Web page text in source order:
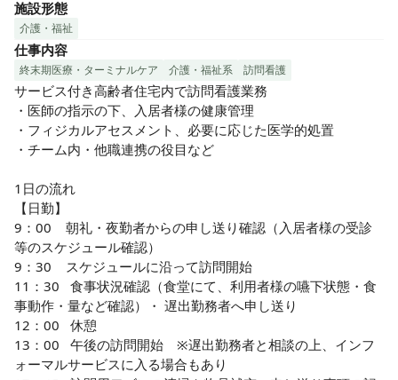
◆会社と主に成長出来る環境！
まだまだ若い会社ですが、持ち前の明るさでチーム一丸とな
って前に進んでいく会社です。
今後の展開もあり（年度５棟新規オープン実績あり）次々と
施設OPENも予定していてます。
新しいポジションも増えてくるので、希望次第で新しいポジ
ションやキャリアアップにも挑戦可能！
スタッフが丁寧にフォローします◎
◆人間関係
各施設長やリーダーに対してスタッフの声を傾聴する指導を
行っています。
全社をあげての働きやすさを追及しているため、ご利用者様
だけでは無く、働く職員同士も敬いあえる環境にしていま
す。
煩わしい人間関係や上下関係も一切なく、自分らしくやりが
いを持って業務できる環境です！
施設形態
介護・福祉
仕事内容
終末期医療・ターミナルケア 介護・福祉系 訪問看護
サービス付き高齢者住宅内で訪問看護業務
・医師の指示の下、入居者様の健康管理
・フィジカルアセスメント、必要に応じた医学的処置
・チーム内・他職連携の役目など
1日の流れ
【日勤】
9：00    朝礼・夜勤者からの申し送り確認（入居者様の受診
等のスケジュール確認）
9：30    スケジュールに沿って訪問開始
11：30   食事状況確認（食堂にて、利用者様の嚥下状態・食
事動作・量など確認）・ 遅出勤務者へ申し送り
12：00   休憩
13：00   午後の訪問開始　※遅出勤務者と相談の上、インフ
ォーマルサービスに入る場合もあり